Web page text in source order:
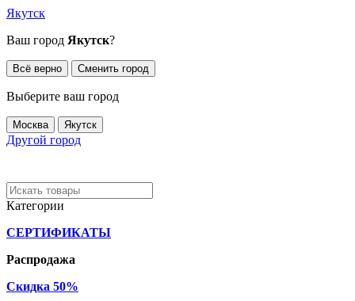
Якутск
Ваш город Якутск?
Всё верно Сменить город
Выберите ваш город
Москва Якутск
Другой город
Категории
СЕРТИФИКАТЫ
Распродажа
Скидка 50%